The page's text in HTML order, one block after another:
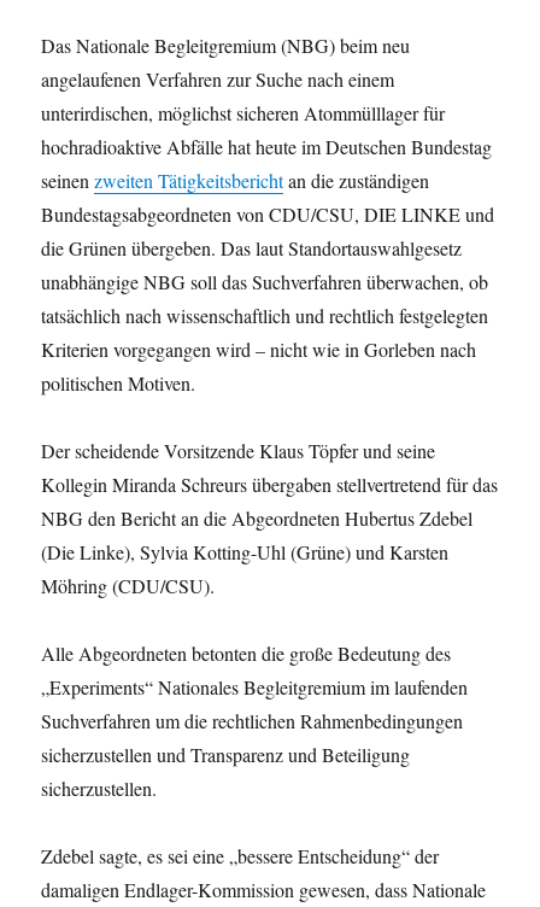
Das Nationale Begleitgremium (NBG) beim neu
angelaufenen Verfahren zur Suche nach einem
unterirdischen, möglichst sicheren Atommülllager für
hochradioaktive Abfälle hat heute im Deutschen Bundestag
seinenzweiten Tätigkeitsberichtan die zuständigen
Bundestagsabgeordneten von CDU/CSU, DIE LINKE und
die Grünen übergeben. Das laut Standortauswahlgesetz
unabhängige NBG soll das Suchverfahren überwachen, ob
tatsächlich nach wissenschaftlich und rechtlich festgelegten
Kriterien vorgegangen wird – nicht wie in Gorleben nach
politischen Motiven.
Der scheidende Vorsitzende Klaus Töpfer und seine
Kollegin Miranda Schreurs übergaben stellvertretend für das
NBG den Bericht an die Abgeordneten Hubertus Zdebel
(Die Linke), Sylvia Kotting-Uhl (Grüne) und Karsten
Möhring (CDU/CSU).
Alle Abgeordneten betonten die große Bedeutung des
„Experiments“ Nationales Begleitgremium im laufenden
Suchverfahren um die rechtlichen Rahmenbedingungen
sicherzustellen und Transparenz und Beteiligung
sicherzustellen.
Zdebel sagte, es sei eine „bessere Entscheidung“ der
damaligen Endlager-Kommission gewesen, dass Nationale